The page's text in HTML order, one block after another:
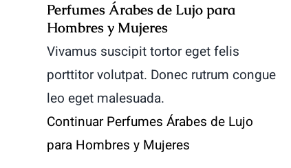
Perfumes Árabes de Lujo para
Hombres y Mujeres
Vivamus suscipit tortor eget felis
porttitor volutpat. Donec rutrum congue
leo eget malesuada.
ContinuarPerfumes Árabes de Lujo
para Hombres y Mujeres